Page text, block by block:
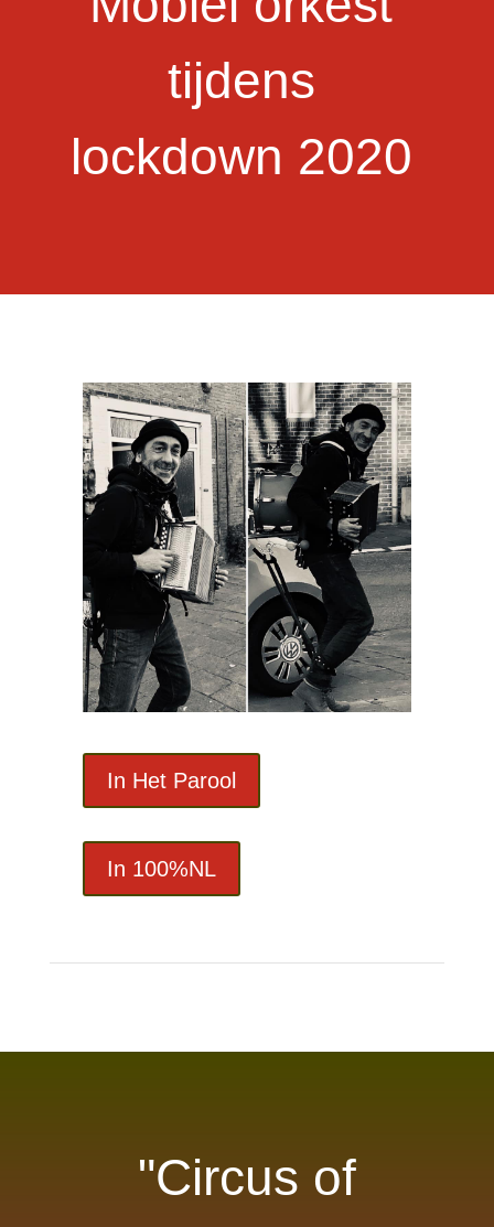
tijdens
lockdown 2020
In Het Parool
In 100%NL
"Circus of